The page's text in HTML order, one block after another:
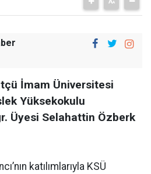
İmam Üniversitesi
Yüksekokulu
Üyesi Selahattin Özberk
katılımlarıyla KSÜ